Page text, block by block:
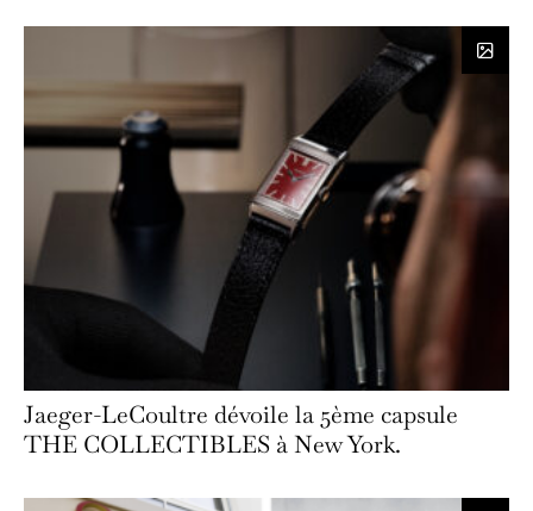
Jaeger-LeCoultre dévoile la 5ème capsule
THE COLLECTIBLES à New York.